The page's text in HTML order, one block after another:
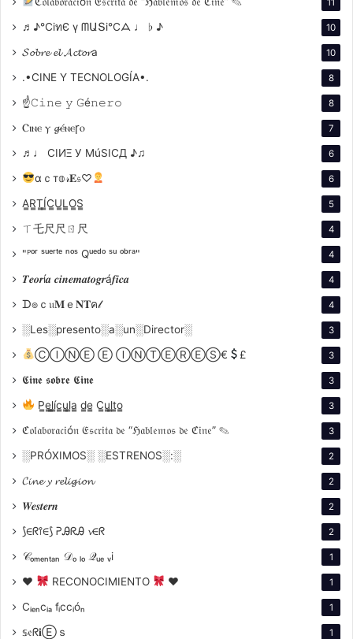
Estética y Composición
Muchos directores de cine, como Stanley
Kubrick, comenzaron sus carreras como
fotógrafos, lo que influyó en su estilo visual.
Narrativa Visual : Tanto la fotografía como el cine
cuentan historias a través de imágenes. La
momento y transmitir una emoción se amplía en
el cine, donde las imágenes en movimiento
pueden desarrollar narrativas más complejas.
Impacto Cultural
tenido un impacto significativo en la cultura y la
influenciando la moda y el arte, y proporcionando
entretenimiento.
Enfoques
♬♪℃іทЄ ү ᗰԱՏі℃ᗋ ♩ ♭ ♪ 10
𝓢𝓸𝓫𝓻𝓮 𝓮𝓵 𝓐𝓬𝓽𝓸𝓻a 10
.•CINE Y TECNOLOGÍA•. 8
☝𝙲𝚒𝚗𝚎 𝚢 𝙶é𝚗𝚎𝚛𝚘 8
Ⲥⲓⲛⲉ ⲩ 𝓰ⲉ́ⲛⲉꞅⲟ 7
♬♩ CIИΞ У MúSICД ♪♫ 6
αｃт𝕠𝓇𝐄𝔰♡ 6
A̳R̳T̳Í̳C̳U̳L̳O̳S̳ 5
ㄒ乇尺尺ㄖ尺 4
"ᴾᵒʳ ˢᵘᵉʳᵗᵉ ⁿᵒˢ Qᵘᵉᵈᵒ ˢᵘ ᵒᵇʳᵃ" 4
𝑻𝒆𝒐𝒓í𝒂 𝒄𝒊𝒏𝒆𝒎𝒂𝒕𝒐𝒈𝒓á𝒇𝒊𝒄𝒂 4
ᗪ๏ｃ𝔲𝐌ｅ𝐍𝐓ค𝓁 4
░Les░presento░a░un░Director░ 3
ⒸⒾⓃⒺ Ⓔ ⒾⓃⓉⒺⓇⒺⓈ€ £ 3
𝕮𝖎𝖓𝖊 𝖘𝖔𝖇𝖗𝖊 𝕮𝖎𝖓𝖊 3
P̳e̳l̳í̳c̳u̳l̳a̳ d̳e̳ C̳u̳l̳t̳o̳ 3
ℭ𝔬𝔩𝔞𝔟𝔬𝔯𝔞𝔠𝔦ó𝔫 𝔈𝔰𝔠𝔯𝔦𝔱𝔞 𝔡𝔢 “ℌ𝔞𝔟𝔩𝔢𝔪𝔬𝔰 𝔡𝔢 ℭ𝔦𝔫𝔢” ✎ 3
░PRÓXIMOS░ ░ESTRENOS░:░ 2
𝓒𝓲𝓷𝓮 𝔂 𝓻𝓮𝓵𝓲𝓰𝓲𝓸𝓷 2
𝑾𝒆𝒔𝒕𝒆𝒓𝒏 2
⟆∈ᖇ⫯∈⟆ ᕈᎯᖇᎯ 𝓿∈ᖇ 2
𝒞ₒₘₑₙₜₐₙ 𝒟ₒ ₗₒ 𝒬ᵤₑ ᵥi 1
♥ RECONOCIMIENTO ♥ 1
Cᵢₑₙcᵢₐ fᵢccᵢóₙ 1
𝕤𝔢ᖇ𝐢Ⓔｓ 1